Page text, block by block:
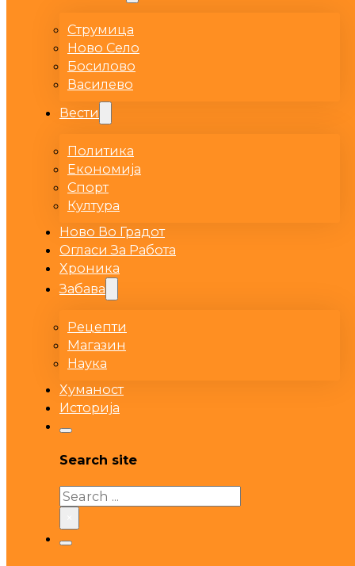
Струмица
Ново Село
Босилово
Василево
Вести
Политика
Економија
Спорт
Култура
Ново Во Градот
Огласи За Работа
Хроника
Забава
Рецепти
Магазин
Наука
Хуманост
Историја
Search site
Search